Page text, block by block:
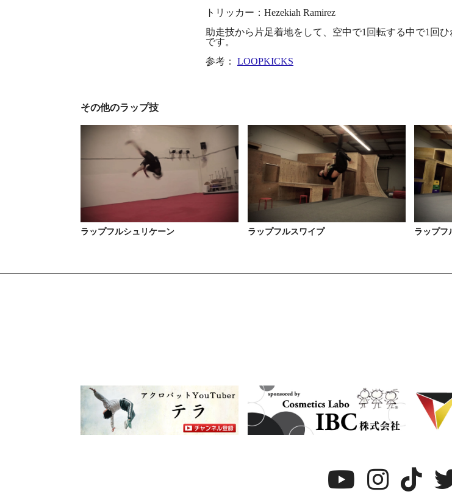
トリッカー：Hezekiah Ramirez
助走技から片足着地をして、空中で1回転する中で1回
です。
参考：
LOOPKICKS
その他のラップ技
ラップフルシュリケーン ラップフルスワイプ ラップフ